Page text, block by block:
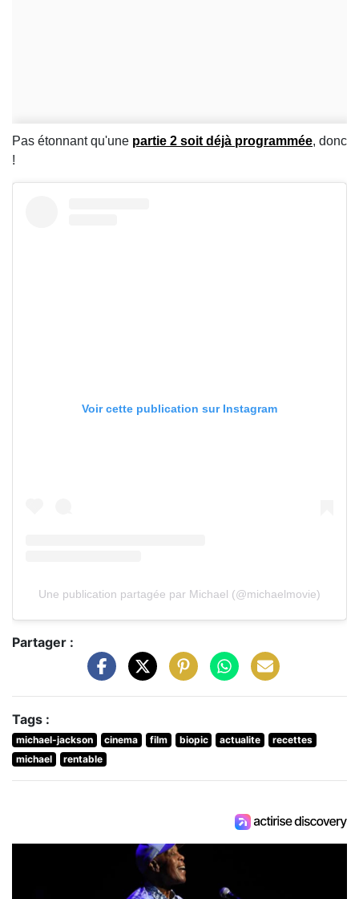
Pas étonnant qu'une partie 2 soit déjà programmée, donc
!
Voir cette publication sur Instagram
Une publication partagée par Michael (@michaelmovie)
Partager :
Tags :
michael-jackson cinema film biopic actualite
recettes
michael
rentable